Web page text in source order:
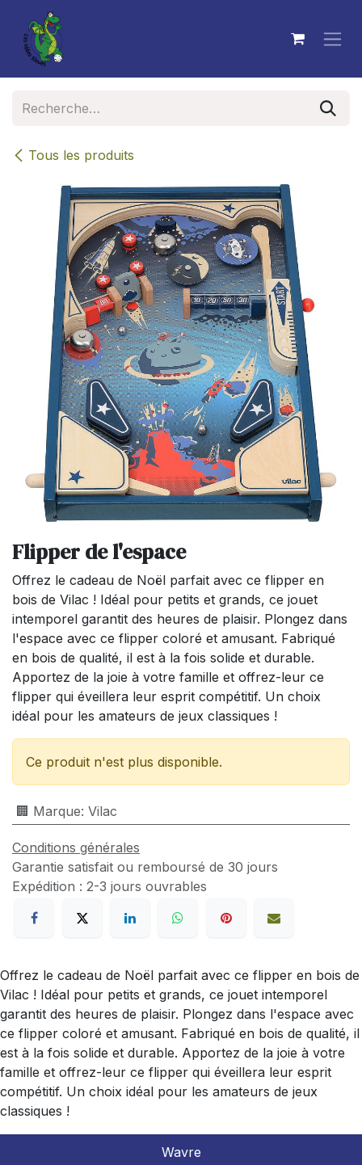
Se rendre au contenu
Tous les produits
Flipper de l'espace
Offrez le cadeau de Noël parfait avec ce flipper en
bois de Vilac ! Idéal pour petits et grands, ce jouet
intemporel garantit des heures de plaisir. Plongez dans
l'espace avec ce flipper coloré et amusant. Fabriqué
en bois de qualité, il est à la fois solide et durable.
Apportez de la joie à votre famille et offrez-leur ce
flipper qui éveillera leur esprit compétitif. Un choix
idéal pour les amateurs de jeux classiques !
Ce produit n'est plus disponible.
🏢 Marque: Vilac
Conditions générales
Garantie satisfait ou remboursé de 30 jours
Expédition : 2-3 jours ouvrables
Offrez le cadeau de Noël parfait avec ce flipper en bois de
Vilac ! Idéal pour petits et grands, ce jouet intemporel
garantit des heures de plaisir. Plongez dans l'espace avec
ce flipper coloré et amusant. Fabriqué en bois de qualité, il
est à la fois solide et durable. Apportez de la joie à votre
famille et offrez-leur ce flipper qui éveillera leur esprit
compétitif. Un choix idéal pour les amateurs de jeux
classiques !
Wavre